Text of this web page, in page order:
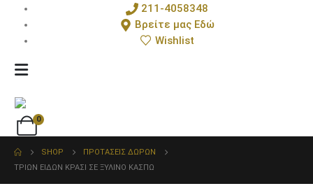
211-4058348
Βρείτε μας Εδώ
Wishlist
0
SHOP
ΠΡΟΤΆΣΕΙΣ ΔΏΡΩΝ
ΤΡΙΏΝ ΕΙΔΏΝ ΚΡΑΣΊ ΣΕ ΞΎΛΙΝΟ ΚΑΣΠΏ